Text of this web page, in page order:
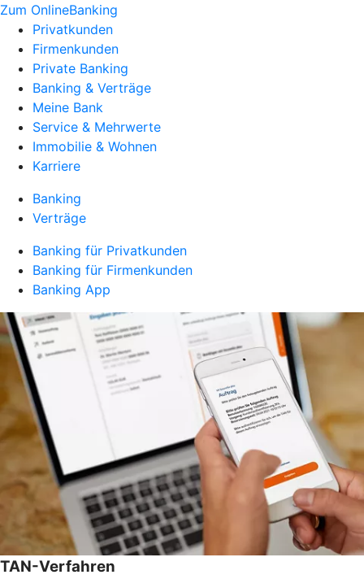
Zum OnlineBanking
Privatkunden
Firmenkunden
Private Banking
Banking & Verträge
Meine Bank
Service & Mehrwerte
Immobilie & Wohnen
Karriere
Banking
Verträge
Banking für Privatkunden
Banking für Firmenkunden
Banking App
TAN-Verfahren